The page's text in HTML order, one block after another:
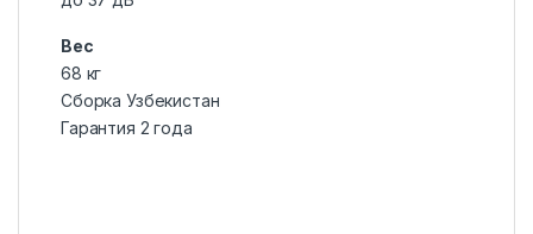
Вес
68 кг
Сборка Узбекистан
Гарантия 2 года